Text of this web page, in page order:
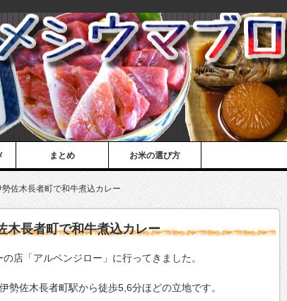
まとめ お米の選び方
佐木長者町で和牛煮込カレー
木長者町で和牛煮込カレー
店「アルペンジロー」に行ってきました。
勢佐木長者町駅から徒歩5,6分ほどの立地です。